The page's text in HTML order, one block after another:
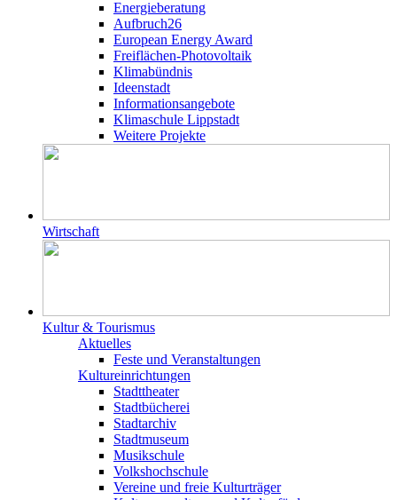
Energieberatung
Aufbruch26
European Energy Award
Freiflächen-Photovoltaik
Klimabündnis
Ideenstadt
Informationsangebote
Klimaschule Lippstadt
Weitere Projekte
Wirtschaft
Kultur & Tourismus
Aktuelles
Feste und Veranstaltungen
Kultureinrichtungen
Stadttheater
Stadtbücherei
Stadtarchiv
Stadtmuseum
Musikschule
Volkshochschule
Vereine und freie Kulturträger